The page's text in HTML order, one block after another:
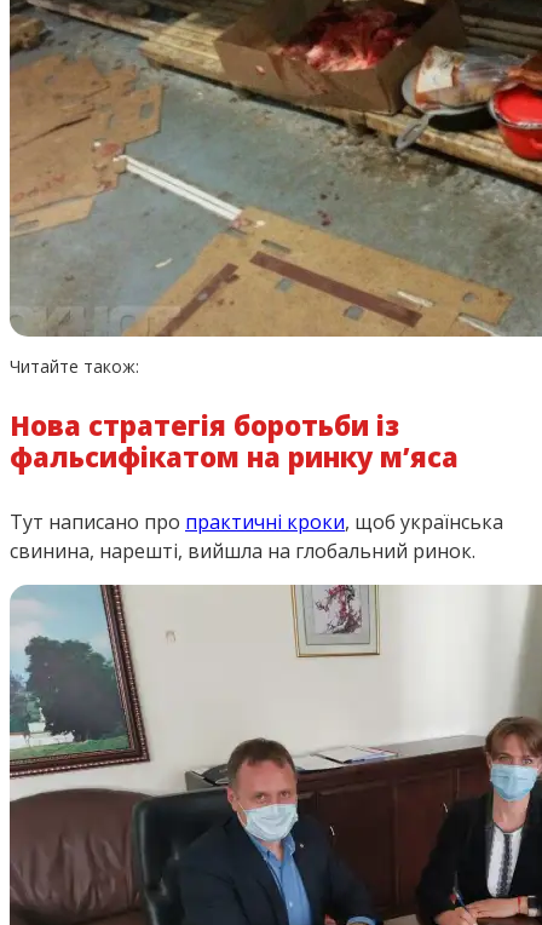
Читайте також:
Нова стратегія боротьби із
фальсифікатом на ринку м’яса
Тут написано про практичні кроки, щоб українська
свинина, нарешті, вийшла на глобальний ринок.